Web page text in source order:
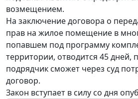
возмещением.
На заключение договора о
прав на жилое помещение в
попавшем под программу
территории, отводится 45 дней,
подрядчик сможет через суд
договор.
Закон вступает в силу со дня